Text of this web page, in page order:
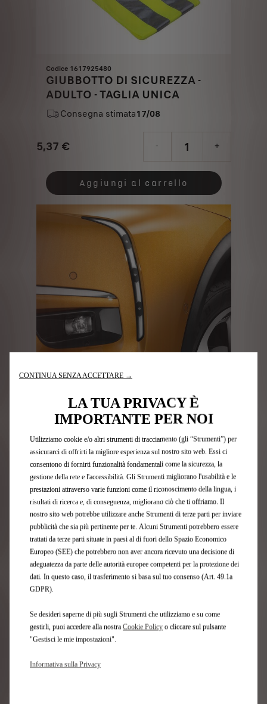
Codice 1617925480
GIUBBOTTO DI SICUREZZA -
ADULTO - TAGLIA UNICA
Consegna stimata17/08
5,37 €
Price
5,37
- +
Quantity
updated
Aggiungi al carrello
Codice 1630727480
Consegna stimata17/08
116,00€
Price
is
116,00
€
- +
Quantity
updated
to:
1
Aggiungi al carrello
CONTINUA SENZA ACCETTARE →
LA TUA PRIVACY È
IMPORTANTE PER NOI
Utilizziamo cookie e/o altri strumenti di tracciamento (gli “Strumenti”) per
assicurarci di offrirti la migliore esperienza sul nostro sito web. Essi ci
consentono di fornirti funzionalità fondamentali come la sicurezza, la
gestione della rete e l'accessibilità. Gli Strumenti migliorano l'usabilità e le
prestazioni attraverso varie funzioni come il riconoscimento della lingua, i
risultati di ricerca e, di conseguenza, migliorano ciò che ti offriamo. Il
nostro sito web potrebbe utilizzare anche Strumenti di terze parti per inviare
pubblicità che sia più pertinente per te. Alcuni Strumenti potrebbero essere
trattati da terze parti situate in paesi al di fuori dello Spazio Economico
Europeo (SEE) che potrebbero non aver ancora ricevuto una decisione di
adeguatezza da parte delle autorità europee competenti per la protezione dei
dati. In questo caso, il trasferimento si basa sul tuo consenso (Art. 49.1a
GDPR).
Se desideri saperne di più sugli Strumenti che utilizziamo e su come
gestirli, puoi accedere alla nostra Cookie Policy o cliccare sul pulsante
"Gestisci le mie impostazioni".
Informativa sulla Privacy